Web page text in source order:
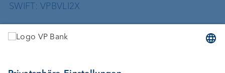
SWIFT: VPBVLI2X
Dienstleistungen
Vermögensverwaltung